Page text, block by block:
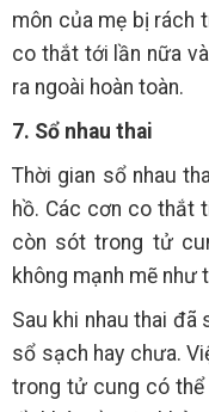
môn của mẹ bị rách
co thắt tới lần nữa
ra ngoài hoàn toàn.
7. Sổ nhau thai
Thời gian sổ nhau
hồ. Các cơn co thắt
còn sót trong tử
không mạnh mẽ như
Sau khi nhau thai đã
sổ sạch hay chưa.
trong tử cung có thể